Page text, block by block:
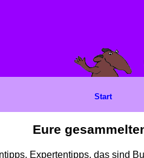
Eure
Expertentipps, das sind
Start